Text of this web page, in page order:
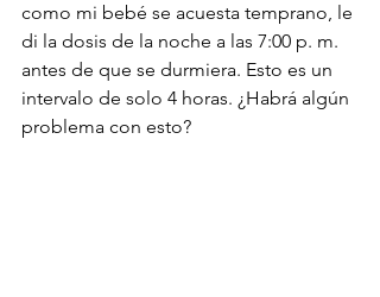
como mi bebé se acuesta temprano, le
di la dosis de la noche a las 7:00 p. m.
antes de que se durmiera. Esto es un
intervalo de solo 4 horas. ¿Habrá algún
problema con esto?